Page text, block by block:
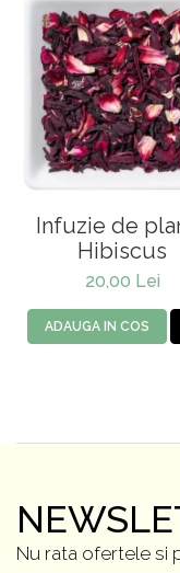
Infuzie de
Hibiscus
20,00 Lei
ADAUGA IN COS
Nu rata ofertele si